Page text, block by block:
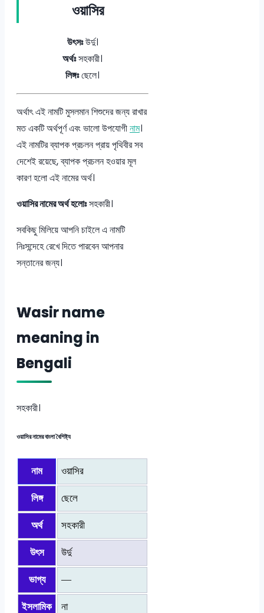
ওয়াসির
উৎসঃউর্দু।
অর্থঃসহকারী।
লিঙ্গঃছেলে।
অর্থাৎ এই নামটি মুসলমান শিশুদের জন্য রাখার
মত একটি অর্থপূর্ণ এবং ভালো উপযোগীনাম।
এই নামটির ব্যাপক প্রচলন প্রায় পৃথিবীর সব
দেশেই রয়েছে, ব্যাপক প্রচলন হওয়ার মূল
কারণ হলো এই নামের অর্থ।
ওয়াসির নামের অর্থ হলোঃসহকারী।
সবকিছু মিলিয়ে আপনি চাইলে এ নামটি
নিঃসন্দেহে রেখে দিতে পারবেন আপনার
সন্তানের জন্য।
Wasir name
meaning in
Bengali
সহকারী।
ওয়াসির নামের বাংলা বৈশিষ্ট্য
নাম ওয়াসির
লিঙ্গ ছেলে
অর্থ সহকারী
উৎস উর্দু
ভাগ্য —
ইসলামিক
না